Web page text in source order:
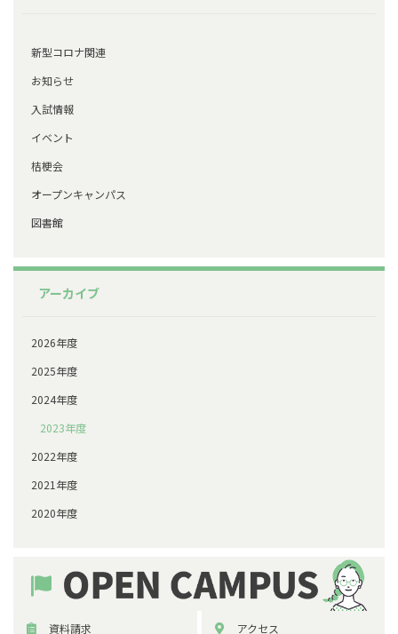
新型コロナ関連
お知らせ
入試情報
イベント
桔梗会
オープンキャンパス
図書館
アーカイブ
2026年度
2025年度
2024年度
2023年度
2022年度
2021年度
2020年度
資料請求 アクセス